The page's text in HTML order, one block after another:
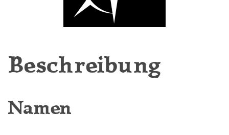
Beschreibung
Namen